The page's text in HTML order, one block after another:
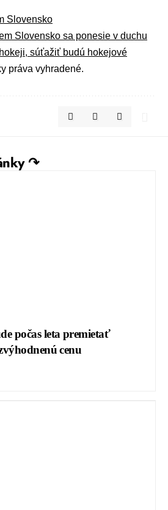
Slovensko
Slovensko sa ponesie v duchu
súťažiť budú hokejové
práva vyhradené.
↷
počas leta premietať
cenu